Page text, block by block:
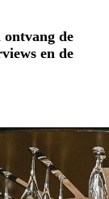
de
en de